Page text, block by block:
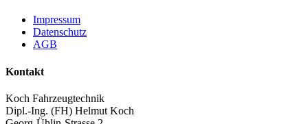
Impressum
Datenschutz
AGB
Kontakt
Koch Fahrzeugtechnik
Dipl.-Ing. (FH) Helmut Koch